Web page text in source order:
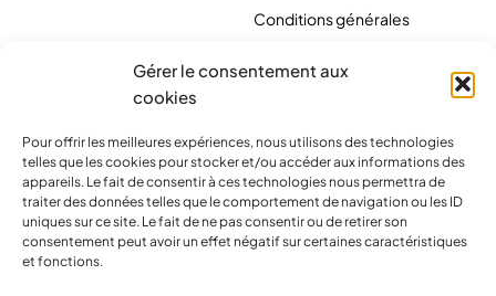
Gérer le consentement aux
cookies
Pour offrir les meilleures expériences, nous utilisons des technologies
telles que les cookies pour stocker et/ou accéder aux informations des
appareils. Le fait de consentir à ces technologies nous permettra de
traiter des données telles que le comportement de navigation ou les ID
uniques sur ce site. Le fait de ne pas consentir ou de retirer son
consentement peut avoir un effet négatif sur certaines caractéristiques
et fonctions.
Conditions générales